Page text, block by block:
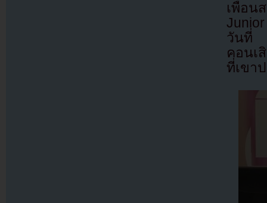
เพื่อน
วันที่
คอนเ
ที่เขา